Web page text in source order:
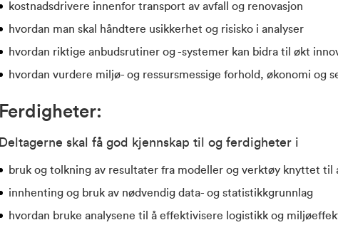
kostnadsdrivere innenfor transport av avfall og renovasjon
hvordan man skal håndtere usikkerhet og risisko i analyser
hvordan riktige anbudsrutiner og -systemer kan bidra til økt
hvordan vurdere miljø- og ressursmessige forhold, økonomi og
Ferdigheter:
Deltagerne skal få god kjennskap til og ferdigheter i
bruk og tolkning av resultater fra modeller og verktøy knyttet til
innhenting og bruk av nødvendig data- og statistikkgrunnlag
hvordan bruke analysene til å effektivisere logistikk og